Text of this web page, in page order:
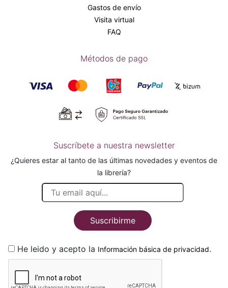
Gastos de envío
Visita virtual
FAQ
Métodos de pago
Suscríbete a nuestra newsletter
¿Quieres estar al tanto de las últimas novedades y eventos de
la librería?
Suscribirme
He leido y acepto la Información básica de privacidad.